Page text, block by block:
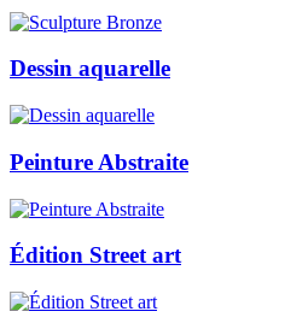
Dessin aquarelle
Peinture Abstraite
Édition Street art